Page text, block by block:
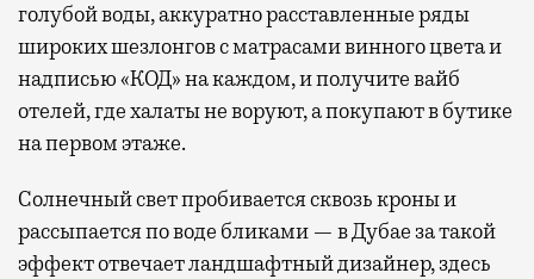
голубой воды, аккуратно расставленные ряды
широких шезлонгов с матрасами винного цвета и
надписью «КОД» на каждом, и получите вайб
отелей, где халаты не воруют, а покупают в бутике
на первом этаже.
Солнечный свет пробивается сквозь кроны и
рассыпается по воде бликами — в Дубае за такой
эффект отвечает ландшафтный дизайнер, здесь